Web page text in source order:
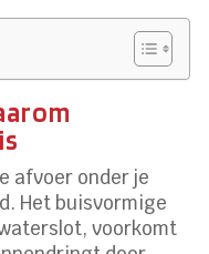
afvoer onder je
Het buisvormige
voorkomt